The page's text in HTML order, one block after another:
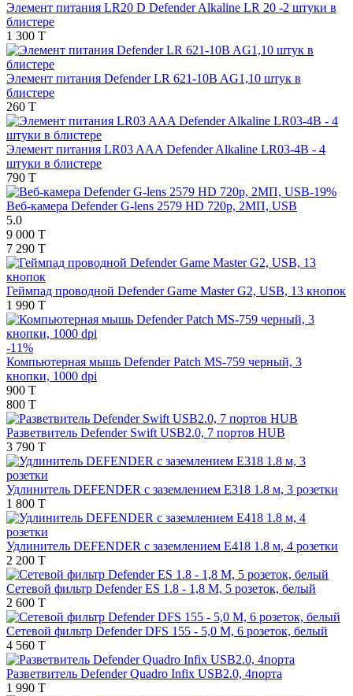
Элемент питания LR20 D Defender Alkaline LR 20 -2 штуки в
блистере
1 300 T
Элемент питания Defender LR 621-10B AG1,10 штук в
блистере
260 T
Элемент питания LR03 AAA Defender Alkaline LR03-4B - 4
штуки в блистере
790 T
-19%
Веб-камера Defender G-lens 2579 HD 720p, 2МП, USB
5.0
9 000 T
7 290 T
Геймпад проводной Defender Game Master G2, USB, 13 кнопок
1 990 T
-11%
Компьютерная мышь Defender Patch MS-759 черный, 3
кнопки, 1000 dpi
900 T
800 T
Разветвитель Defender Swift USB2.0, 7 портов HUB
3 790 T
Удлинитель DEFENDER с заземлением E318 1.8 м, 3 розетки
1 800 T
Удлинитель DEFENDER с заземлением E418 1.8 м, 4 розетки
2 200 T
Сетевой фильтр Defender ES 1.8 - 1,8 М, 5 розеток, белый
2 600 T
Сетевой фильтр Defender DFS 155 - 5,0 М, 6 розеток, белый
4 560 T
Разветвитель Defender Quadro Infix USB2.0, 4порта
1 990 T